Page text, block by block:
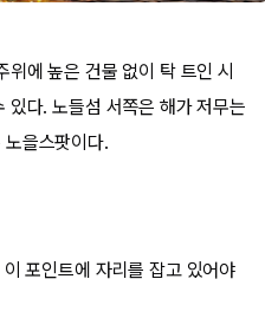
에 높은 건물 없이 탁 트인 시
있다. 노들섬 서쪽은 해가 저무는
을스팟이다.
포인트에 자리를 잡고 있어야